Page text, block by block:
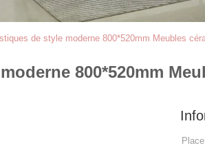
de style moderne 800*520mm Meubles
800*520mm